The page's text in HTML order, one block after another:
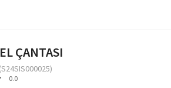
ÇANTASI
(S24SIS000025)
0.0